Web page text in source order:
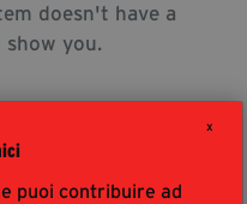
X
puoi contribuire ad
doesn't have a
show you.